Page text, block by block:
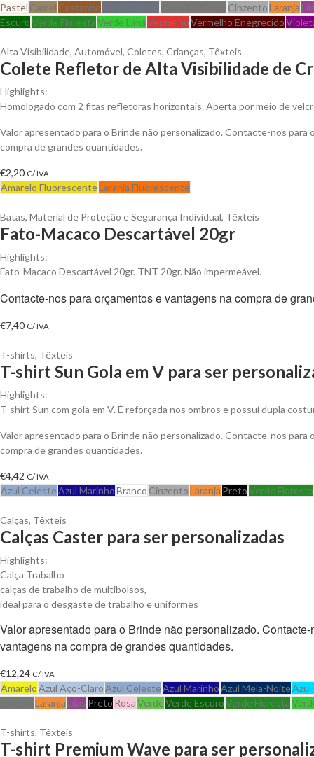
Pastel Camel Castanho CinzentoLaranja
EscuroVerde FlorestaVerde LimaVermelhoVermelho Enegrecido
Alta Visibilidade, Automóvel, Coletes, Crianças, Têxteis
Colete Refletor de Alta Visibilidade de
Highlights:
Homologado com 2 fitas refletoras horizontais. Aperta por meio de
Valor apresentado para o Brinde não personalizado. Contacte-nos para
compra de grandes quantidades.
€2,20 C/ IVA
Amarelo FluorescenteLaranja Fluorescente
Batas, Material de Proteção e Segurança Individual, Têxteis
Fato-Macaco Descartável 20gr
Highlights:
Fato-Macaco Descartável 20gr. TNT 20gr. Não impermeável.
Contacte-nos para orçamentos e vantagens na compra de
€7,40 C/ IVA
T-shirts, Têxteis
T-shirt Sun Gola em V para ser
Highlights:
T-shirt Sun com gola em V. É reforçada nos ombros e possuí dupla
Valor apresentado para o Brinde não personalizado. Contacte-nos para
compra de grandes quantidades.
€4,42 C/ IVA
Azul CelesteAzul MarinhoBranco CinzentoLaranja PretoVerde Floresta
Calças, Têxteis
Calças Caster para ser personalizadas
Highlights:
Calça Trabalho
calças de trabalho de multibolsos,
ideal para o desgaste de trabalho e uniformes
Valor apresentado para o Brinde não personalizado.
vantagens na compra de grandes quantidades.
€12,24 C/ IVA
AmareloAzul Aço-ClaroAzul CelesteAzul MarinhoAzul Meia-NoiteAzul
Laranja Lilás Preto RosaVerdeVerde EscuroVerde Floresta
T-shirts, Têxteis
T-shirt Premium Wave para ser